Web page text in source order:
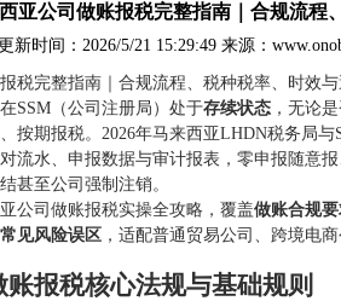
亚公司做账报税完整指南｜合规流程
更新时间： 2026/5/21 15:29:49来源：
税完整指南｜合规流程、税种税率、时效
SSM（公司注册局）处于存续状态 ，无论
按期报税。2026年马来西亚LHDN税务局
流水、申报数据与审计报表，零申报随意
甚至公司强制注销。
公司做账报税实操全攻略，覆盖做账合规
见风险误区 ，适配普通贸易公司、跨境电
报税核心法规与基础规则